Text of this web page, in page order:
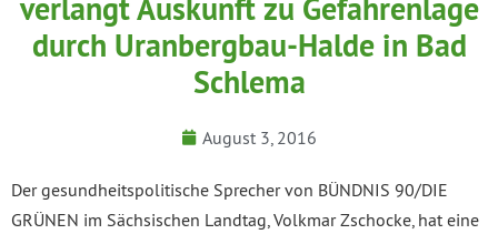
verlangt Auskunft zu Gefahrenlage
durch Uranbergbau-Halde in Bad
Schlema
August 3, 2016
Der gesundheitspolitische Sprecher von BÜNDNIS 90/DIE
GRÜNEN im Sächsischen Landtag, Volkmar Zschocke, hat eine